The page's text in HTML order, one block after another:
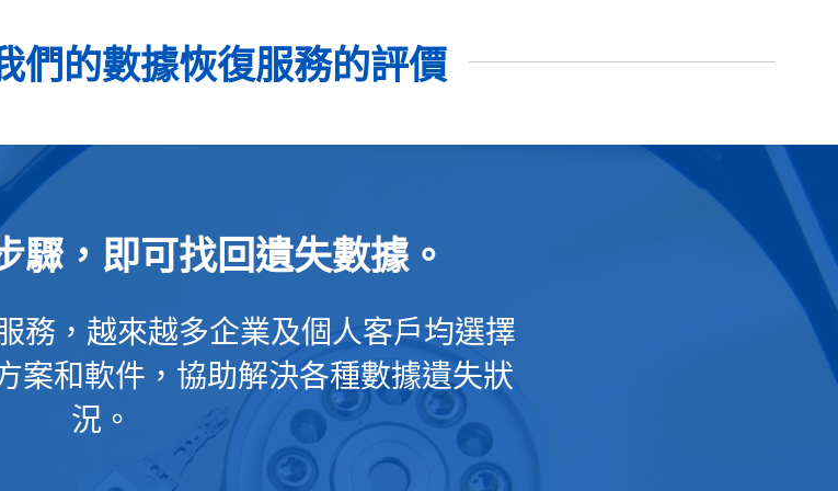
們的數據恢復服務的評價
驟，即可找回遺失數據。
務，越來越多企業及個人客戶均選擇
案和軟件，協助解決各種數據遺失狀
況。